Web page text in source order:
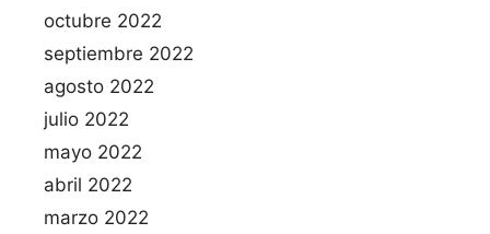
octubre 2022
septiembre 2022
agosto 2022
julio 2022
mayo 2022
abril 2022
marzo 2022